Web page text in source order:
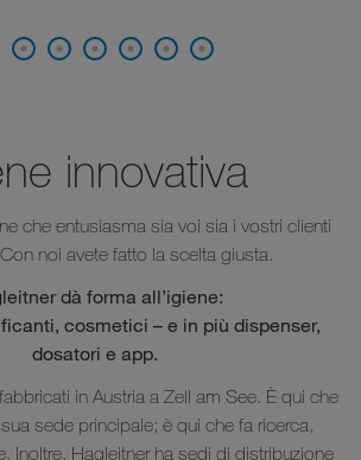
innovativa
che entusiasma sia voi sia i vostri clienti
noi avete fatto la scelta giusta.
dà forma all’igiene:
cosmetici – e in più dispenser,
dosatori e app.
in Austria a Zell am See. È qui che
sede principale; è qui che fa ricerca,
Inoltre, Hagleitner ha sedi di distribuzione